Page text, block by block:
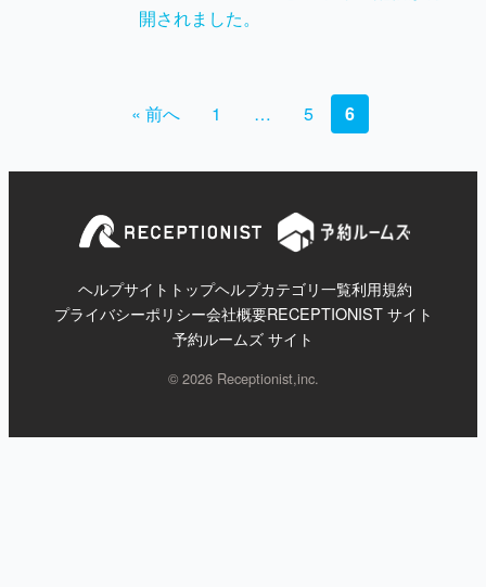
開されました。
ペ
送
り
« 前へ 1 … 5 6
ヘルプサイトトップヘルプカテゴリ一覧利用規約
プライバシーポリシー会社概要RECEPTIONIST サイト
予約ルームズ サイト
© 2026 Receptionist,inc.